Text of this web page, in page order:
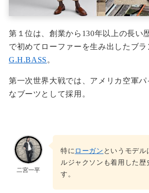
第１位は、創業から130年以上の長い
で初めてローファーを生み出したブラ
G.H.BASS 。
第一次世界大戦では、アメリカ空軍
なブーツとして採用。
二宮一平
特にローガン というモデル
ルジャクソンも着用した歴
す。